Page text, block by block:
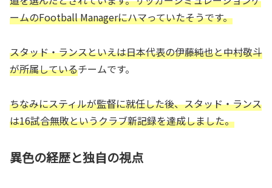
ームのFootball Managerにハマっていたそうです。
スタッド・ランスといえは日本代表の伊藤純也と中村敬斗
が所属しているチームです。
ちなみにスティルが監督に就任した後、スタッド・ランス
は16試合無敗というクラブ新記録を達成しました。
異色の経歴と独自の視点